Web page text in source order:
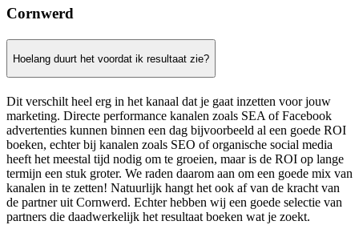
Cornwerd
Hoelang duurt het voordat ik resultaat zie?
Dit verschilt heel erg in het kanaal dat je gaat inzetten voor jouw
marketing. Directe performance kanalen zoals SEA of Facebook
advertenties kunnen binnen een dag bijvoorbeeld al een goede ROI
boeken, echter bij kanalen zoals SEO of organische social media
heeft het meestal tijd nodig om te groeien, maar is de ROI op lange
termijn een stuk groter. We raden daarom aan om een goede mix van
kanalen in te zetten! Natuurlijk hangt het ook af van de kracht van
de partner uit Cornwerd. Echter hebben wij een goede selectie van
partners die daadwerkelijk het resultaat boeken wat je zoekt.